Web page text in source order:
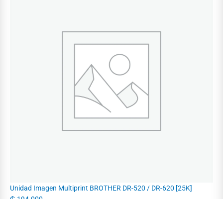
Unidad Imagen Multiprint BROTHER DR-520 / DR-620 [25K]